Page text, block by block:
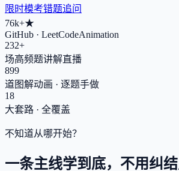
限时模考错题追问
76k+★
GitHub · LeetCodeAnimation
232+
场高频题讲解直播
899
道图解动画 · 逐题手做
18
大套路 · 全覆盖
不知道从哪开始？
一条主线学到底，不用纠